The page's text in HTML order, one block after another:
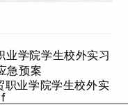
业学院学生校外实习
急预案
职业学院学生校外实